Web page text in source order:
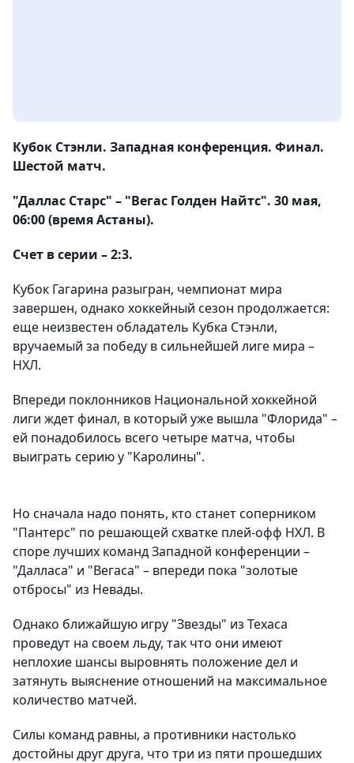
Кубок Стэнли. Западная конференция. Финал.
Шестой матч.
"Даллас Старс" – "Вегас Голден Найтс". 30 мая,
06:00 (время Астаны).
Счет в серии – 2:3.
Кубок Гагарина разыгран, чемпионат мира
завершен, однако хоккейный сезон продолжается:
еще неизвестен обладатель Кубка Стэнли,
вручаемый за победу в сильнейшей лиге мира –
НХЛ.
Впереди поклонников Национальной хоккейной
лиги ждет финал, в который уже вышла "Флорида" –
ей понадобилось всего четыре матча, чтобы
выиграть серию у "Каролины".
Но сначала надо понять, кто станет соперником
"Пантерс" по решающей схватке плей-офф НХЛ. В
споре лучших команд Западной конференции –
"Далласа" и "Вегаса" – впереди пока "золотые
отбросы" из Невады.
Однако ближайшую игру "Звезды" из Техаса
проведут на своем льду, так что они имеют
неплохие шансы выровнять положение дел и
затянуть выяснение отношений на максимальное
количество матчей.
Силы команд равны, а противники настолько
достойны друг друга, что три из пяти прошедших